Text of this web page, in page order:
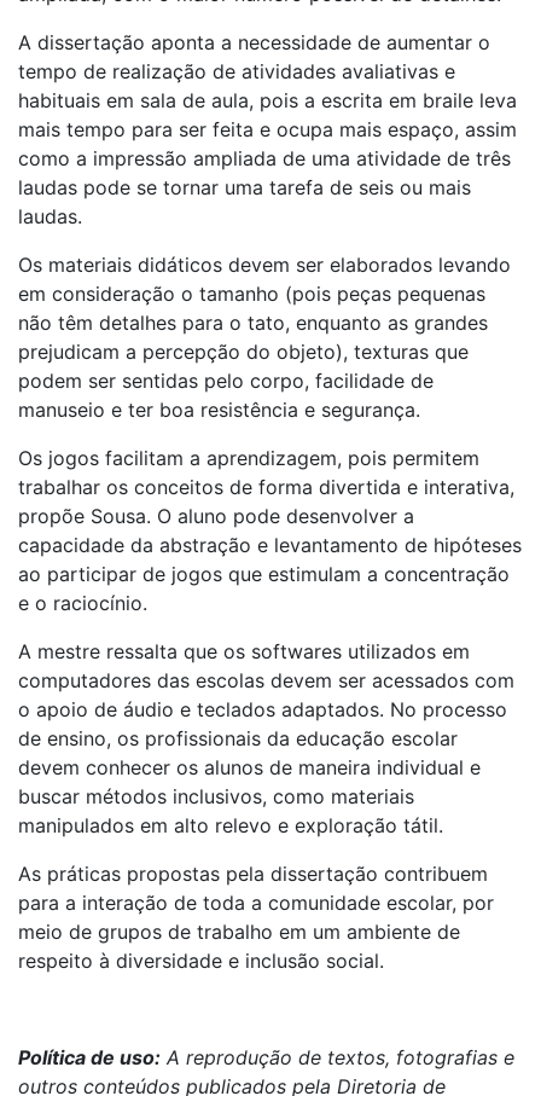
A dissertação aponta a necessidade de aumentar o
tempo de realização de atividades avaliativas e
habituais em sala de aula, pois a escrita em braile leva
mais tempo para ser feita e ocupa mais espaço, assim
como a impressão ampliada de uma atividade de três
laudas pode se tornar uma tarefa de seis ou mais
laudas.
Os materiais didáticos devem ser elaborados levando
em consideração o tamanho (pois peças pequenas
não têm detalhes para o tato, enquanto as grandes
prejudicam a percepção do objeto), texturas que
podem ser sentidas pelo corpo, facilidade de
manuseio e ter boa resistência e segurança.
Os jogos facilitam a aprendizagem, pois permitem
trabalhar os conceitos de forma divertida e interativa,
propõe Sousa. O aluno pode desenvolver a
capacidade da abstração e levantamento de hipóteses
ao participar de jogos que estimulam a concentração
e o raciocínio.
A mestre ressalta que os softwares utilizados em
computadores das escolas devem ser acessados com
o apoio de áudio e teclados adaptados. No processo
de ensino, os profissionais da educação escolar
devem conhecer os alunos de maneira individual e
buscar métodos inclusivos, como materiais
manipulados em alto relevo e exploração tátil.
As práticas propostas pela dissertação contribuem
para a interação de toda a comunidade escolar, por
meio de grupos de trabalho em um ambiente de
respeito à diversidade e inclusão social.
Política de uso: A reprodução de textos, fotografias e
outros conteúdos publicados pela Diretoria de